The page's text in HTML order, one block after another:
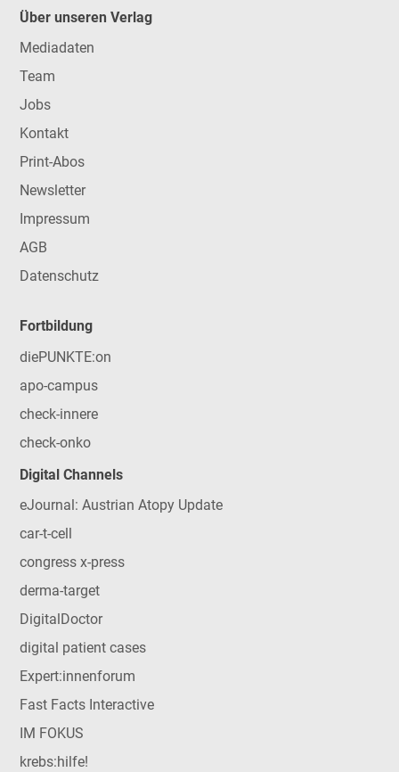
Über unseren Verlag
Mediadaten
Team
Jobs
Kontakt
Print-Abos
Newsletter
Impressum
AGB
Datenschutz
Fortbildung
diePUNKTE:on
apo-campus
check-innere
check-onko
Digital Channels
eJournal: Austrian Atopy Update
car-t-cell
congress x-press
derma-target
DigitalDoctor
digital patient cases
Expert:innenforum
Fast Facts Interactive
IM FOKUS
krebs:hilfe!